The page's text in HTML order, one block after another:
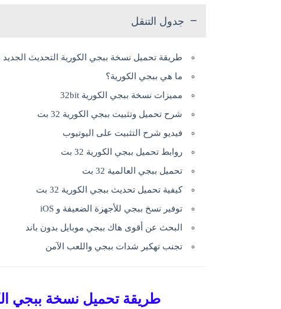
جدول التنقل
طريقة تحميل نسخة ببجي الكورية التحديث الجديد 32 بت
ما هي ببجي الكورية؟
مميزات نسخة ببجي الكورية 32bit
شرح تحميل وتثبيت ببجي الكورية 32 بت
فيديو شرح التثبيت على اليوتيوب
روابط تحميل ببجي الكورية 32 بت
تحميل ببجي العالمية 32 بت
كيفية تحميل تحديث ببجي الكورية 32 بت
توفير نسخ ببجي للأجهزة الضعيفة و iOS
البحث عن أقوى هاك ببجي موبايل بدون باند
تجنب تهكير شدات ببجي واللعب الآمن
طريقة تحميل نسخة ببجي